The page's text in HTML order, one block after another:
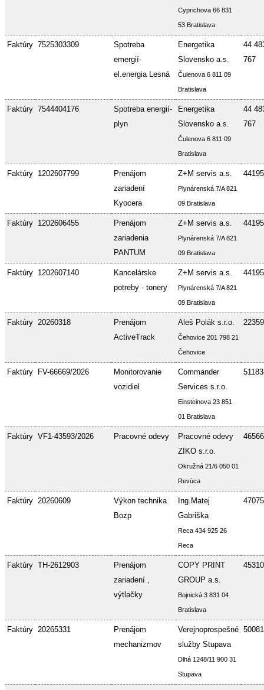
Cyprichova 66 831
53 Bratislava
Faktúry 7525303309
Spotreba
emergií-
el.energia Lesná
Energetika
Slovensko a.s.
Čulenova 6 811 09
Bratislava
44
767
Faktúry 7544404176
Spotreba energií-
plyn
Energetika
Slovensko a.s.
Čulenova 6 811 09
Bratislava
44
767
Faktúry 1202607799
Prenájom
zariadení
Kyocera
Z+M servis a.s.
Plynárenská 7/A 821
09 Bratislava
Faktúry 1202606455
Prenájom
zariadenia
PANTUM
Z+M servis a.s.
Plynárenská 7/A 821
09 Bratislava
Faktúry 1202607140
Kancelárske
potreby - tonery
Z+M servis a.s.
Plynárenská 7/A 821
09 Bratislava
Faktúry 20260318
Prenájom
ActiveTrack
Aleš Polák s.r.o.
Čehovice 201 798 21
Čehovice
Faktúry FV-66669/2026
Monitorovanie
vozidiel
Commander
Services s.r.o.
Einsteinova 23 851
01 Bratislava
Faktúry VF1-43593/2026 Pracovné odevy
Pracovné odevy
ZIKO s.r.o.
Okružná 21/6 050 01
Revúca
Faktúry 20260609
Výkon technika
Bozp
Ing.Matej
Gabriška
Reca 434 925 26
Reca
Faktúry TH-2612903
Prenájom
zariadení ,
výtlačky
COPY PRINT
GROUP a.s.
Bojnická 3 831 04
Bratislava
Faktúry 20265331
Prenájom
mechanizmov
Verejnoprospešné
služby Stupava
Dlhá 1248/11 900 31
Stupava